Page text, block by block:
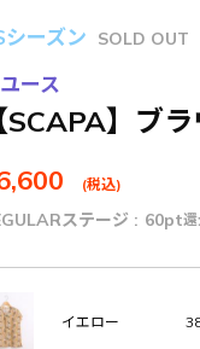
シーズン SOLD OUT
ース
SCAPA】ブ
(税込)
ステージ : 60pt
イエロー